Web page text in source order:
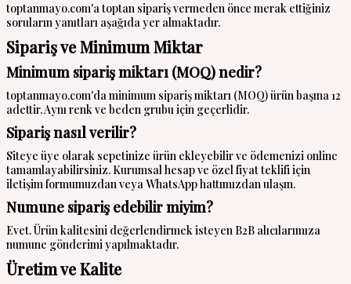
toptanmayo.com'a toptan sipariş vermeden önce merak ettiğiniz
soruların yanıtları aşağıda yer almaktadır.
Sipariş ve Minimum Miktar
Minimum sipariş miktarı (MOQ) nedir?
toptanmayo.com'da minimum sipariş miktarı (MOQ) ürün başına 12
adettir. Aynı renk ve beden grubu için geçerlidir.
Sipariş nasıl verilir?
Siteye üye olarak sepetinize ürün ekleyebilir ve ödemenizi online
tamamlayabilirsiniz. Kurumsal hesap ve özel fiyat teklifi için
iletişim formumuzdan veya WhatsApp hattımızdan ulaşın.
Numune sipariş edebilir miyim?
Evet. Ürün kalitesini değerlendirmek isteyen B2B alıcılarımıza
numune gönderimi yapılmaktadır.
Üretim ve Kalite